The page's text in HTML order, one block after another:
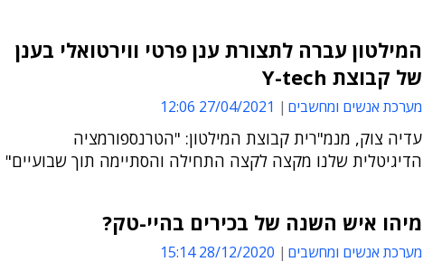
המילטון עברה לתצורת ענן פרטי ווירטואלי בענן
של קבוצת Y-tech
מערכת אנשים ומחשבים 27/04/2021 12:06
עדיה צוק, מנמ"רית קבוצת המילטון: "הטרנספורמציה
הדיגיטלית שלנו מקצה לקצה התחילה והסתיימה תוך שבועיים"
מיהו איש השנה של בכירים בהיי-טק?
מערכת אנשים ומחשבים 28/12/2020 15:14